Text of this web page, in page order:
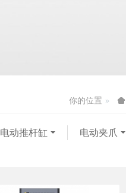
你的位置
电动推杆缸 电动夹爪